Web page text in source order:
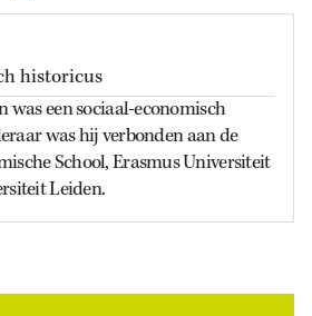
historicus
was een sociaal-economisch
was hij verbonden aan de
School, Erasmus Universiteit
Leiden.